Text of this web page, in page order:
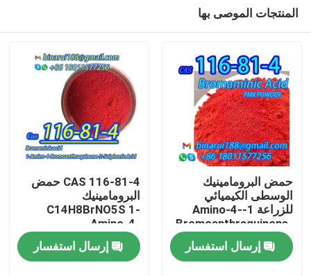
المنتجات الموصى بها
حمض البرومامينيك
الوسطى الكيميائي
للزراعة 1-Amino-4-
Bromoanthraquinone-
2-Sulphonic Acid CAS
116-81-4إرسال استفسار
CAS 116-81-4 حمض
البرومامينيك
C14H8BrNO5S 1-
Amino-4-
Bromoanthraquinone-
2-Sulphonic Acid
إرسال استفسار